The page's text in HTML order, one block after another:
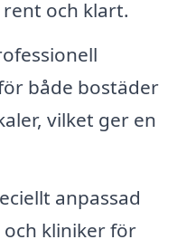
och klart.
både bostäder
vilket ger en
anpassad
kliniker för